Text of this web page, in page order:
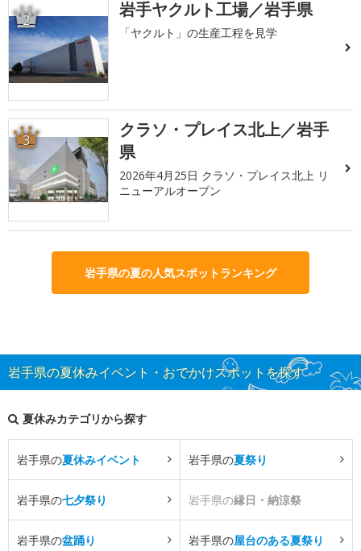
2 岩手ヤクルト工場／岩手県
「ヤクルト」の生産工程を見学
3
クラソ・プレイス北上／岩手
県
2026年4月25日 クラソ・プレイス北上 リ
ニューアルオープン
岩手県の夏の人気スポットランキング
岩手県の夏休みイベント・おでかけスポットを探す
夏休みカテゴリから探す
岩手県の夏休みイベント 岩手県の夏祭り
岩手県の七夕祭り 岩手県の縁日・納涼祭
岩手県の盆踊り 岩手県の屋台のある夏祭り